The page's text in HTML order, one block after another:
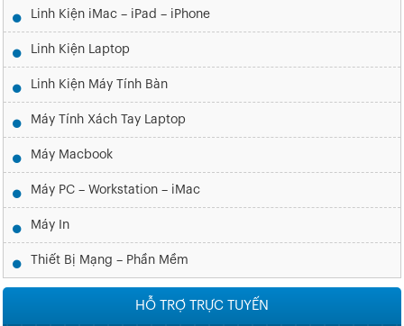
Linh Kiện iMac – iPad – iPhone
Linh Kiện Laptop
Linh Kiện Máy Tính Bàn
Máy Tính Xách Tay Laptop
Máy Macbook
Máy PC – Workstation – iMac
Máy In
Thiết Bị Mạng – Phần Mềm
HỖ TRỢ TRỰC TUYẾN